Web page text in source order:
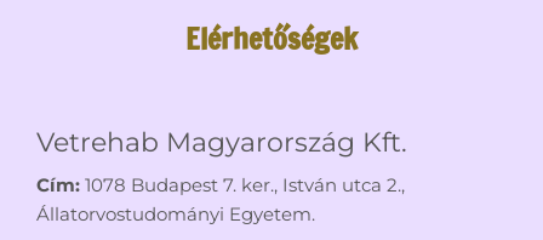
Elérhetőségek
Vetrehab Magyarország Kft.
Cím: 1078 Budapest 7. ker., István utca 2.,
Állatorvostudományi Egyetem.